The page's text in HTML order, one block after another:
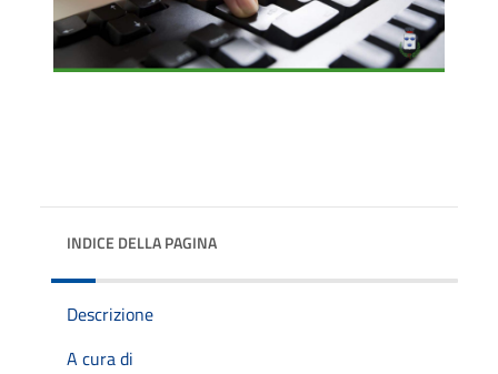
INDICE DELLA PAGINA
Descrizione
A cura di